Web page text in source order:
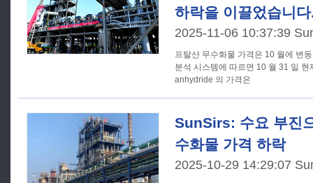
하락을 이끌었습니
2025-11-06 10:37:39
프탈산 무수화물 가격은 10 월에 변동 하락했다.
분석 시스템에 따르면 10 월 31 일
anhydride 의 가격은
SunSirs: 수요 부진
수화물 가격 하락
2025-10-29 14:29:07